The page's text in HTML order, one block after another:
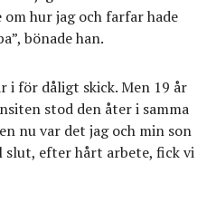
hur jag och farfar hade
bönade han.
i för dåligt skick. Men 19 år
stod den åter i samma
nu var det jag och min son
slut, efter hårt arbete, fick vi